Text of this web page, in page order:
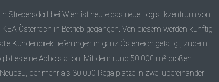
In Strebersdorf bei Wien ist heute das neue Logistikzentrum von
IKEA Österreich in Betrieb gegangen. Von diesem werden künftig
alle Kundendirektlieferungen in ganz Österreich getätigt, zudem
gibt es eine Abholstation. Mit dem rund 50.000 m² großen
Neubau, der mehr als 30.000 Regalplätze in zwei übereinander